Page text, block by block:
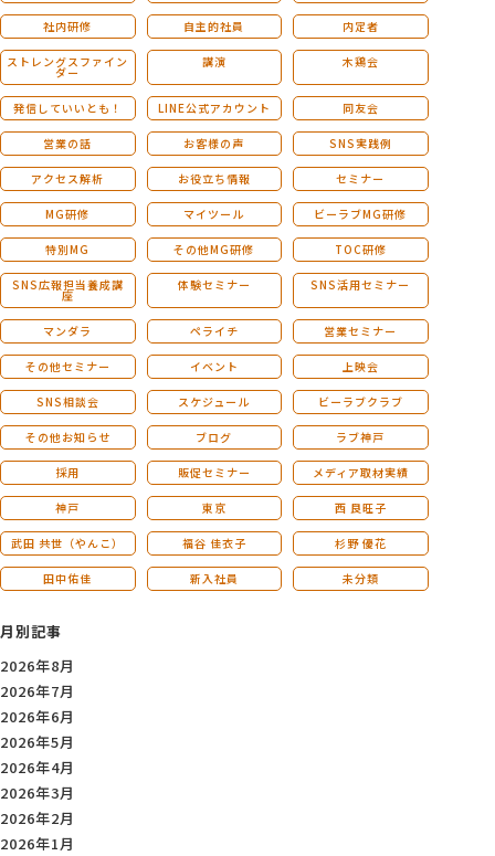
社内研修 自主的社員 内定者
ストレングスファイン
ダー
講演 木鶏会
発信していいとも！ LINE公式アカウント 同友会
営業の話 お客様の声 SNS実践例
アクセス解析 お役立ち情報 セミナー
MG研修 マイツール ビーラブMG研修
特別MG その他MG研修 TOC研修
SNS広報担当養成講
座
体験セミナー SNS活用セミナー
マンダラ ペライチ 営業セミナー
その他セミナー イベント 上映会
SNS相談会 スケジュール ビーラブクラブ
その他お知らせ ブログ ラブ神戸
採用 販促セミナー メディア取材実績
神戸 東京 西 良旺子
武田 共世（やんこ） 福谷 佳衣子 杉野 優花
田中佑佳 新入社員 未分類
月別記事
2026年8月
2026年7月
2026年6月
2026年5月
2026年4月
2026年3月
2026年2月
2026年1月